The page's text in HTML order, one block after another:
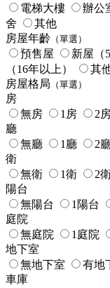
電梯大樓
辦公
舍
其他
房屋年齡 （單選）
預售屋 新屋（
（16年以上）
其
房屋格局 （單選）
房
無房
1房 2
廳
無廳
1廳 2
衛
無衛
1衛 2
陽台
無陽台
1陽台
庭院
無庭院
1庭院
地下室
無地下室
有地
車庫